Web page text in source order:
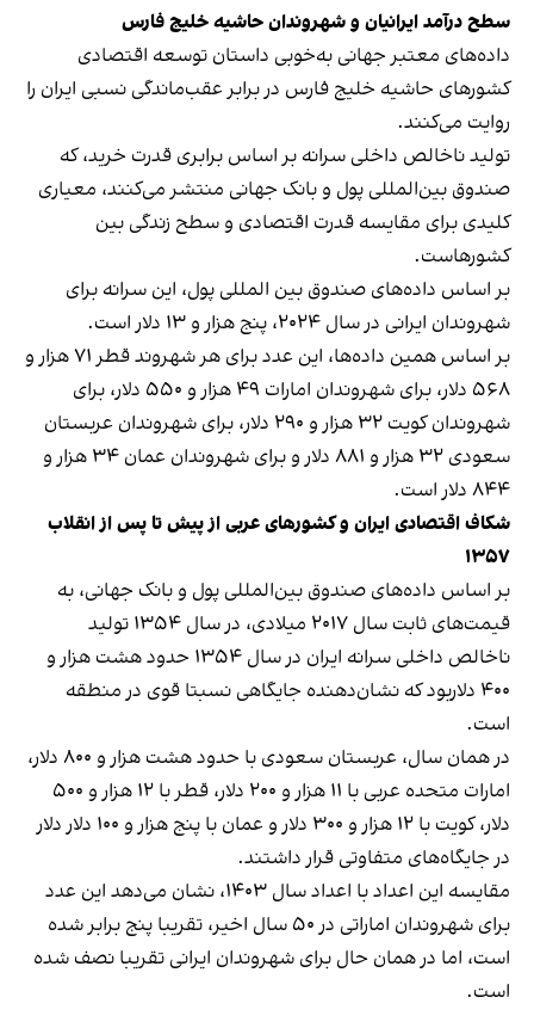
سطح درآمد ایرانیان و شهروندان حاشیه خلیج فارس
داده‌های معتبر جهانی به‌خوبی داستان توسعه اقتصادی
کشورهای حاشیه خلیج فارس در برابر عقب‌ماندگی نسبی ایران را
روایت می‌کنند.
تولید ناخالص داخلی سرانه بر اساس برابری قدرت خرید، که
صندوق بین‌المللی پول و بانک جهانی منتشر می‌کنند، معیاری
کلیدی برای مقایسه قدرت اقتصادی و سطح زندگی بین
کشورهاست.
بر اساس داده‌های صندوق بین المللی پول، این سرانه برای
شهروندان ایرانی در سال ۲۰۲۴، پنج هزار و ۱۳ دلار است.
بر اساس همین داده‌ها، این عدد برای هر شهروند قطر ۷۱ هزار و
۵۶۸ دلار، برای شهروندان امارات ۴۹ هزار و ۵۵۰ دلار، برای
شهروندان کویت ۳۲ هزار و ۲۹۰ دلار، برای شهروندان عربستان
سعودی ۳۲ هزار و ۸۸۱ دلار و برای شهروندان عمان ۳۴ هزار و
۸۴۴ دلار است.
شکاف اقتصادی ایران و کشورهای عربی از پیش تا پس از انقلاب
۱۳۵۷
بر اساس داده‌های صندوق بین‌المللی پول و بانک جهانی، به
قیمت‌های ثابت سال ۲۰۱۷ میلادی، در سال ۱۳۵۴ تولید
ناخالص داخلی سرانه ایران در سال ۱۳۵۴ حدود هشت هزار و
۴۰۰ دلاربود که نشان‌دهنده جایگاهی نسبتا قوی در منطقه
است.
در همان سال، عربستان سعودی با حدود هشت هزار و ۸۰۰ دلار،
امارات متحده عربی با ۱۱ هزار و ۲۰۰ دلار، قطر با ۱۲ هزار و ۵۰۰
دلار، کویت با ۱۲ هزار و ۳۰۰ دلار و عمان با پنج هزار و ۱۰۰ دلار دلار
در جایگاه‌های متفاوتی قرار داشتند.
مقایسه این اعداد با اعداد سال ۱۴۰۳، نشان می‌دهد این عدد
برای شهروندان اماراتی در ۵۰ سال اخیر، تقریبا پنج برابر شده
است، اما در همان حال برای شهروندان ایرانی تقریبا نصف شده
است.